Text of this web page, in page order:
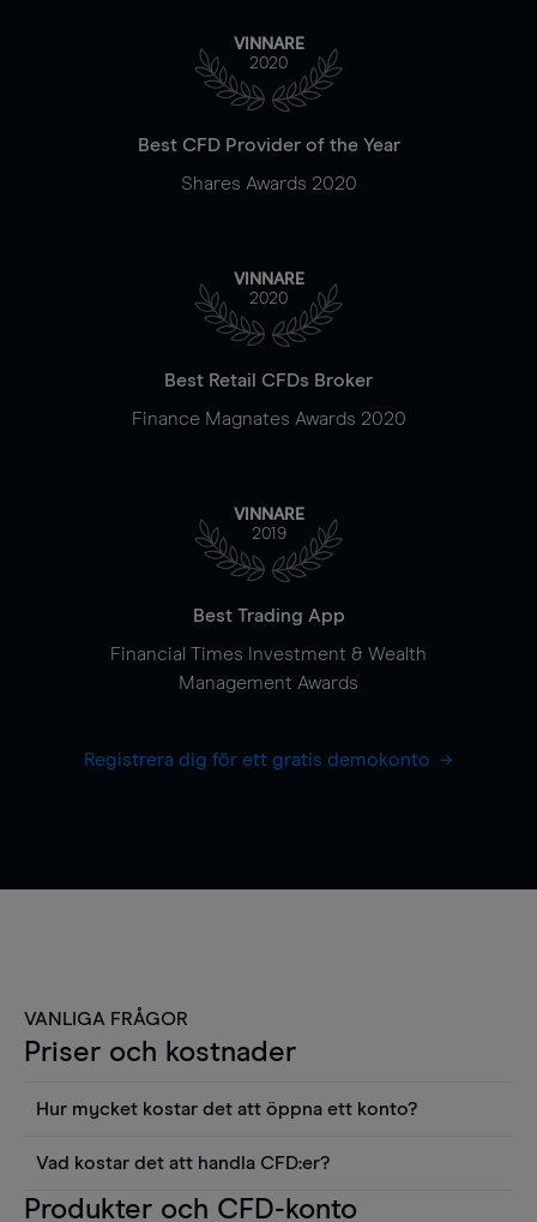
VINNARE
2020
Best CFD Provider of the Year
Shares Awards 2020
VINNARE
2020
Best Retail CFDs Broker
Finance Magnates Awards 2020
VINNARE
2019
Best Trading App
Financial Times Investment & Wealth
Management Awards
Registrera dig för ett gratis demokonto
VANLIGA FRÅGOR
Priser och kostnader
Hur mycket kostar det att öppna ett konto?
använda sådana verktyg som diagram, Reuters
Vad kostar det att handla CFD:er?
Det är en rad kostnader att tänka på när man
Produkter och CFD-konto